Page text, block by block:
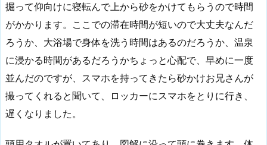
掘って仰向けに寝転んで上から砂をかけてもらうので時間
がかかります。ここでの滞在時間が短いので大丈夫なんだ
ろうか、大浴場で身体を洗う時間はあるのだろうか、温泉
に浸かる時間があるだろうかちょっと心配で、早めに一度
並んだのですが、スマホを持ってきたら砂かけお兄さんが
撮ってくれると聞いて、ロッカーにスマホをとりに行き、
遅くなりました。